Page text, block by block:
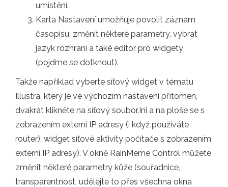
umístění.
Karta Nastavení umožňuje povolit záznam
časopisu, změnit některé parametry, vybrat
jazyk rozhraní a také editor pro widgety
(pojďme se dotknout).
Takže například vyberte síťový widget v tématu
Illustra, který je ve výchozím nastavení přítomen,
dvakrát klikněte na síťový soubor.Ini a na ploše se s
zobrazením externí IP adresy (i když používáte
router), widget síťové aktivity počítače s zobrazením
externí IP adresy). V okně RainMeme Control můžete
změnit některé parametry kůže (souřadnice,
transparentnost, udělejte to přes všechna okna